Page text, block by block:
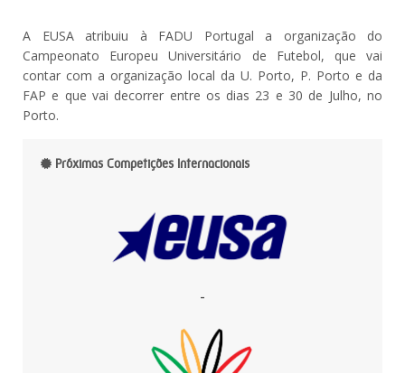
A EUSA atribuiu à FADU Portugal a organização do
Campeonato Europeu Universitário de Futebol, que vai
contar com a organização local da U. Porto, P. Porto e da
FAP e que vai decorrer entre os dias 23 e 30 de Julho, no
Porto.
Próximas Competições Internacionais
-